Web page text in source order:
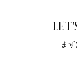
ま